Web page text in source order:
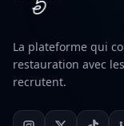
La plateforme qui
restauration avec
recrutent.